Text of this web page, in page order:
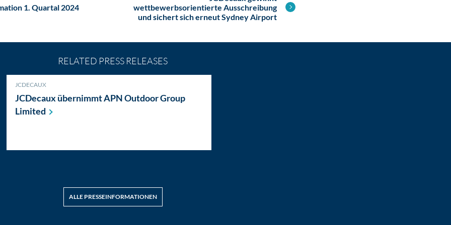
1. Quartal 2024
wettbewerbsorientierte Ausschreibung
und sichert sich erneut Sydney Airport
RELATED PRESS RELEASES
JCDECAUX
JCDecaux übernimmt APN Outdoor Group
Limited
ALLE PRESSEINFORMATIONEN